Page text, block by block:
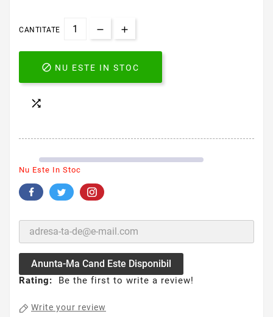
CANTITATE
 NU ESTE IN STOC

Nu Este In Stoc
Anunta-Ma Cand Este Disponibil
Rating: Be the first to write a review!
Write your review